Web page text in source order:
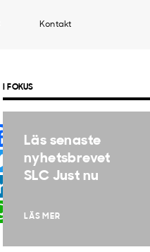
Kontakt
Twitter
LinkedIn
I FOKUS
Läs senaste
nyhetsbrevet
SLC Just nu
LÄS MER